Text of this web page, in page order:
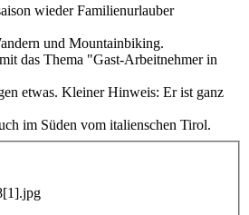
wieder Familienurlauber
und Mountainbiking.
das Thema "Gast-Arbeitnehmer in
etwas. Kleiner Hinweis: Er ist ganz
im Süden vom italienschen Tirol.